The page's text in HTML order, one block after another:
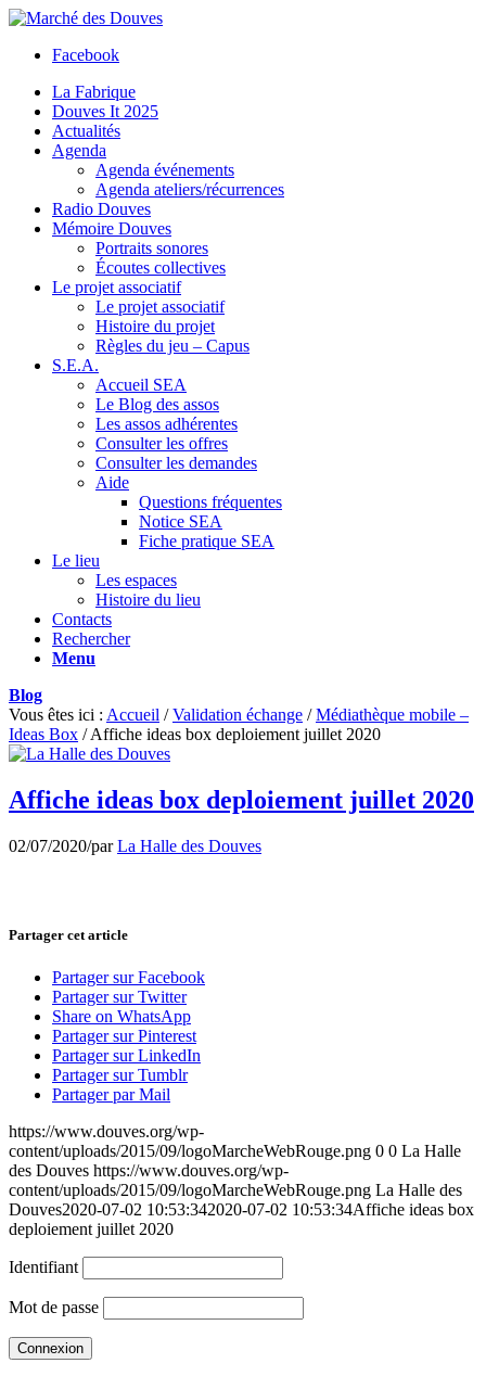
Facebook
La Fabrique
Douves It 2025
Actualités
Agenda
Agenda événements
Agenda ateliers/récurrences
Radio Douves
Mémoire Douves
Portraits sonores
Écoutes collectives
Le projet associatif
Le projet associatif
Histoire du projet
Règles du jeu – Capus
S.E.A.
Accueil SEA
Le Blog des assos
Les assos adhérentes
Consulter les offres
Consulter les demandes
Aide
Questions fréquentes
Notice SEA
Fiche pratique SEA
Le lieu
Les espaces
Histoire du lieu
Contacts
Rechercher
Menu
Blog
Vous êtes ici : Accueil / Validation échange / Médiathèque mobile –
Ideas Box / Affiche ideas box deploiement juillet 2020
Affiche ideas box deploiement juillet 2020
02/07/2020/parLa Halle des Douves
Partager cet article
Partager sur Facebook
Partager sur Twitter
Share on WhatsApp
Partager sur Pinterest
Partager sur LinkedIn
Partager sur Tumblr
Partager par Mail
https://www.douves.org/wp-
content/uploads/2015/09/logoMarcheWebRouge.png 0 0 La Halle
des Douves https://www.douves.org/wp-
content/uploads/2015/09/logoMarcheWebRouge.png La Halle des
Douves2020-07-02 10:53:342020-07-02 10:53:34Affiche ideas box
deploiement juillet 2020
Identifiant
Mot de passe